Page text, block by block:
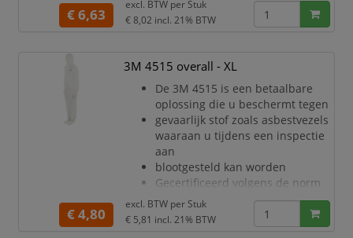
categorie III, type 5/6
Uitstekende barrière tegen droge
spetters (CE Type 5/6)
materiaal
Tweerichtingsrits met stormflap
om makkelijk aan/uit te trekken
en
extra bescherming
Manchet
€ 6,63
excl. BTW per Stuk
€ 8,02 incl. 21% BTW
3M 4515 overall - XL
De 3M 4515 is een betaalbare
oplossing die u beschermt tegen
gevaarlijk stof zoals asbestvezels
waaraan u tijdens een inspectie
aan
blootgesteld kan worden
Gecertificeerd volgens de norm
voor persoonlijke
beschermingsmiddelen
(PPE) categorie III, type 5/6
€ 4,80
excl. BTW per Stuk
€ 5,81 incl. 21% BTW